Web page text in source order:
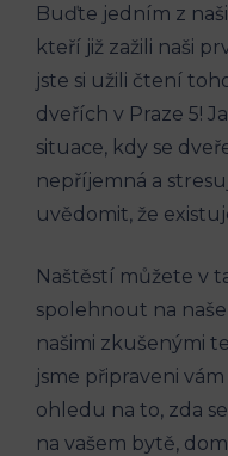
Buďte jedním z
kteří již zažili naši
jste si užili čtení
dveřích v Praze 5!
situace, kdy se
nepříjemná a
uvědomit, že
Naštěstí můžete v
spolehnout na
našimi zkušenými
jsme připraveni
ohledu na to, zda
na vašem bytě,